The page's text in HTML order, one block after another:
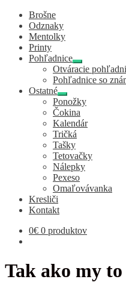
Brošne
Odznaky
Mentolky
Printy
Pohľadnice
Expand
child
menu
Otváracie
Pohľadnice so
Ostatné
Expand
child
menu
Ponožky
Čokina
Kalendár
Tričká
Tašky
Tetovačky
Nálepky
Pexeso
Omaľovávanka
Kresliči
Kontakt
0€ 0 produktov
Tak ako my